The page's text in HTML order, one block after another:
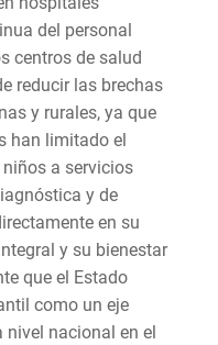
del personal
centros de salud
reducir las brechas
y rurales, ya que
han limitado el
a servicios
y de
en su
y su bienestar
que el Estado
como un eje
nacional en el